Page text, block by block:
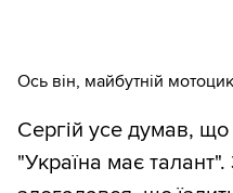
Ось він, майбутній
Сергій усе думав,
"Україна має